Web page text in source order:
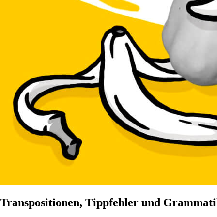
Transpositionen, Tippfehler und